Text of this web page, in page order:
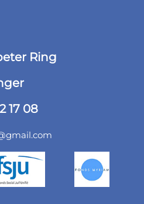
Ring
17 08